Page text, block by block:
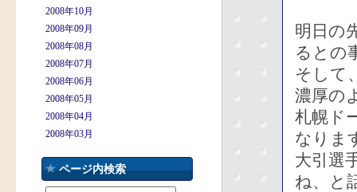
2008年10月
2008年09月
2008年08月
2008年07月
2008年06月
2008年05月
2008年04月
2008年03月
ページ内検索
明日の
るとの
そして
濃厚の
札幌ド
なりま
大引選
ね、と